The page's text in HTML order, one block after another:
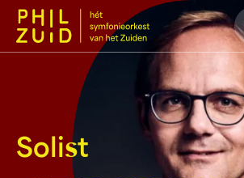
Solist